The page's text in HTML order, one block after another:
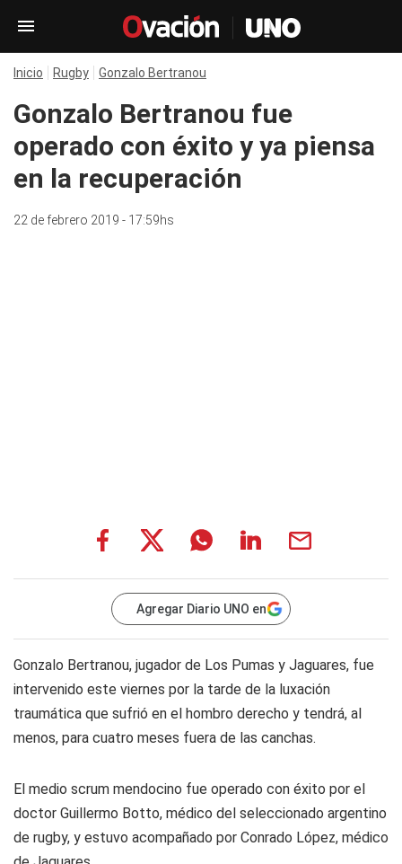
Inicio Rugby Gonzalo Bertranou
Gonzalo Bertranou fue
operado con éxito y ya piensa
en la recuperación
22 de febrero 2019 - 17:59hs
Agregar Diario UNO en
Gonzalo Bertranou, jugador de Los Pumas y Jaguares, fue
intervenido este viernes por la tarde de la luxación
traumática que sufrió en el hombro derecho y tendrá, al
menos, para cuatro meses fuera de las canchas.
El medio scrum mendocino fue operado con éxito por el
doctor Guillermo Botto, médico del seleccionado argentino
de rugby, y estuvo acompañado por Conrado López, médico